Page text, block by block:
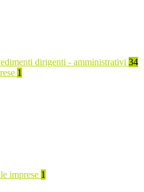
dirigenti - amministrativi 34
1
imprese 1